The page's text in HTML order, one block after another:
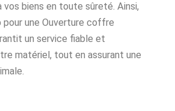
vos biens en toute sûreté. Ainsi,
pour une Ouverture coffre
un service fiable et
matériel, tout en assurant une